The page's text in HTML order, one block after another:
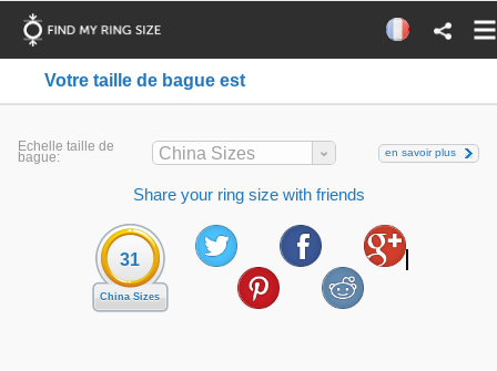
Votre taille de bague est
Echelle taille de
bague: China Sizes en savoir plus
Share your ring size with friends
31
China Sizes